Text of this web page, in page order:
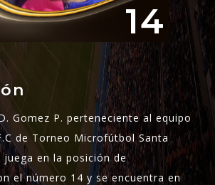
14
Gomez P. perteneciente al equipo
de Torneo Microfútbol Santa
en la posición de
el número 14 y se encuentra en